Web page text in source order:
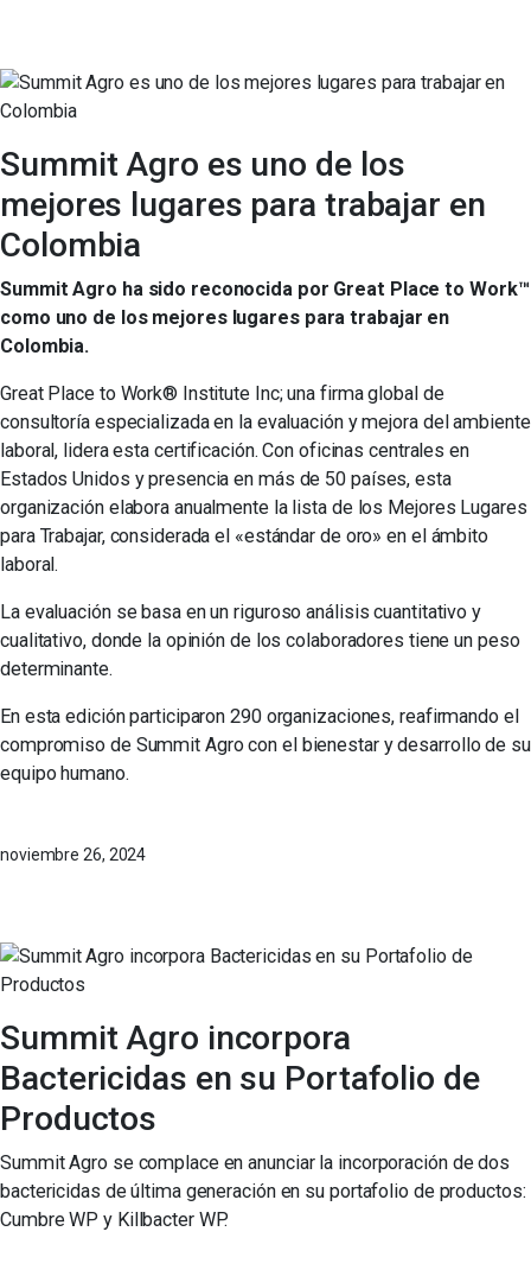
Summit Agro es uno de los
mejores lugares para trabajar en
Colombia
Summit Agro ha sido reconocida por Great Place to Work™
como uno de los mejores lugares para trabajar en
Colombia.
Great Place to Work® Institute Inc; una firma global de
consultoría especializada en la evaluación y mejora del ambiente
laboral, lidera esta certificación. Con oficinas centrales en
Estados Unidos y presencia en más de 50 países, esta
organización elabora anualmente la lista de los Mejores Lugares
para Trabajar, considerada el «estándar de oro» en el ámbito
laboral.
La evaluación se basa en un riguroso análisis cuantitativo y
cualitativo, donde la opinión de los colaboradores tiene un peso
determinante.
En esta edición participaron 290 organizaciones, reafirmando el
compromiso de Summit Agro con el bienestar y desarrollo de su
equipo humano.
noviembre 26, 2024
Summit Agro incorpora
Bactericidas en su Portafolio de
Productos
Summit Agro se complace en anunciar la incorporación de dos
bactericidas de última generación en su portafolio de productos:
Cumbre WP y Killbacter WP.